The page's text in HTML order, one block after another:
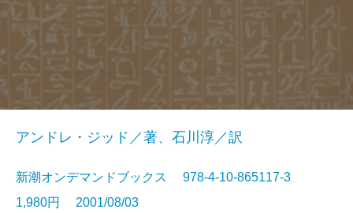
アンドレ・ジッド／著、石川淳／訳
新潮オンデマンドブックス 978-4-10-865117-3
1,980円 2001/08/03